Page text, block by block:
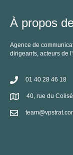
À propos
Agence de
dirigeants, acteurs de
01 40 28 46 18
40, rue du